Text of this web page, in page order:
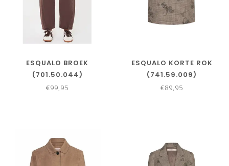
ESQUALO BROEK
(701.50.044)
€99,95
ESQUALO KORTE ROK
(741.59.009)
€89,95